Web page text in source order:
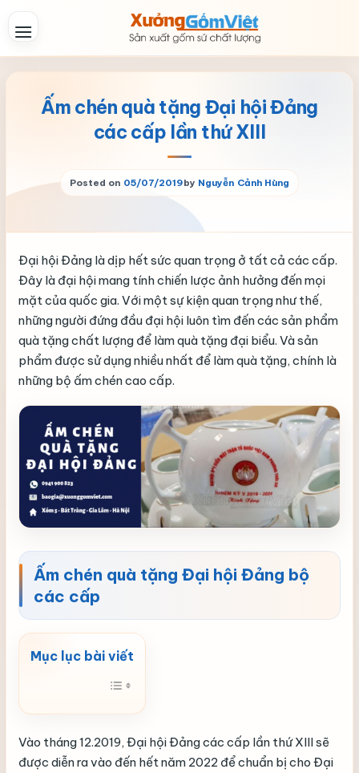
Ấm chén quà tặng Đại hội Đảng
các cấp lần thứ XIII
Posted on 05/07/2019by Nguyễn Cảnh Hùng
Đại hội Đảng là dịp hết sức quan trọng ở tất cả các cấp.
Đây là đại hội mang tính chiến lược ảnh hưởng đến mọi
mặt của quốc gia. Với một sự kiện quan trọng như thế,
những người đứng đầu đại hội luôn tìm đến các sản phẩm
quà tặng chất lượng để làm quà tặng đại biểu. Và sản
phẩm được sử dụng nhiều nhất để làm quà tặng, chính là
những bộ ấm chén cao cấp.
Ấm chén quà tặng Đại hội Đảng bộ
các cấp
Vào tháng 12.2019, Đại hội Đảng các cấp lần thứ XIII sẽ
được diễn ra vào đến hết năm 2022 để chuẩn bị cho Đại